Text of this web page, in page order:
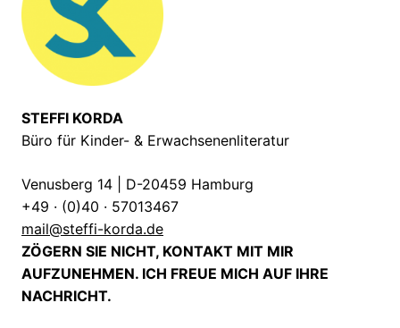
STEFFI KORDA
Büro für Kinder- & Erwachsenenliteratur
Venusberg 14 | D-20459 Hamburg
+49 · (0)40 · 57013467
mail@steffi-korda.de
ZÖGERN SIE NICHT, KONTAKT MIT MIR
AUFZUNEHMEN. ICH FREUE MICH AUF IHRE
NACHRICHT.